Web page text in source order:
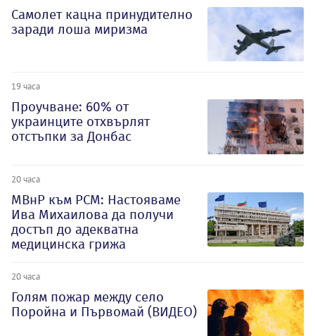
Самолет кацна принудително
заради лоша миризма
19 часа
Проучване: 60% от
украинците отхвърлят
отстъпки за Донбас
20 часа
МВнР към РСМ: Настояваме
Ива Михаилова да получи
достъп до адекватна
медицинска грижа
20 часа
Голям пожар между село
Поройна и Първомай (ВИДЕО)